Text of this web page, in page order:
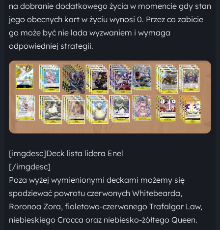
na dobranie dodatkowego życia w momencie gdy stan
jego obecnych kart w życiu wynosi 0. Przez co zabicie
go może być nie lada wyzwaniem i wymaga
odpowiedniej strategii.
[imgdesc]Deck lista lidera Enel
[/imgdesc]
Poza wyżej wymienionymi deckami możemy się
spodziewać powrotu czerwonych Whitebearda,
Roronoa Zora, fioletowo-czerwonego Trafalgar Law,
niebieskiego Crocca oraz niebiesko-żółtego Queen.